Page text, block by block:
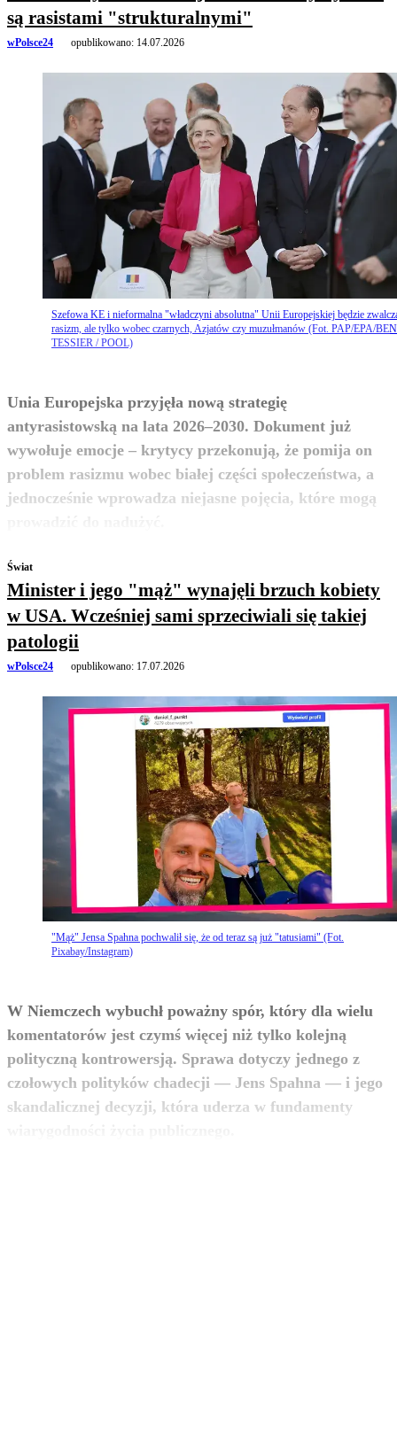
są rasistami "strukturalnymi"
wPolsce24 opublikowano: 14.07.2026
Szefowa KE i nieformalna "władczyni absolutna" Unii Europejskiej będzie
rasizm, ale tylko wobec czarnych, Azjatów czy muzułmanów (Fot. PAP/EPA/
TESSIER / POOL)
Unia Europejska przyjęła nową strategię
antyrasistowską na lata 2026–2030. Dokument już
wywołuje emocje – krytycy przekonują, że pomija on
problem rasizmu wobec białej części społeczeństwa, a
jednocześnie wprowadza niejasne pojęcia, które mogą
zobacz więcej
Świat
Minister i jego "mąż" wynajęli brzuch kobiety
w USA. Wcześniej sami sprzeciwiali się takiej
patologii
wPolsce24 opublikowano: 17.07.2026
"Mąż" Jensa Spahna pochwalił się, że od teraz są już "tatusiami" (Fot.
Pixabay/Instagram)
W Niemczech wybuchł poważny spór, który dla wielu
komentatorów jest czymś więcej niż tylko kolejną
polityczną kontrowersją. Sprawa dotyczy jednego z
czołowych polityków chadecji — Jens Spahna — i jego
skandalicznej decyzji, która uderza w fundamenty
zobacz więcej